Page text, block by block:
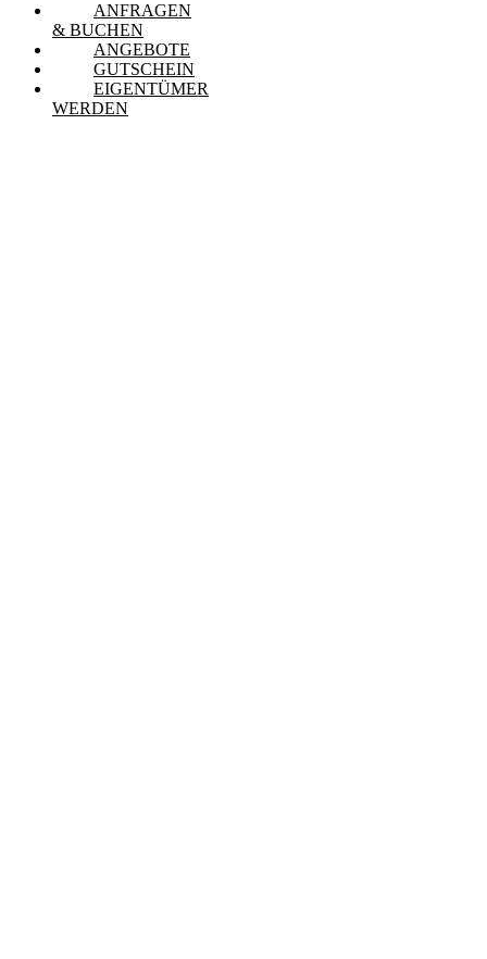
ANFRAGEN
& BUCHEN
ANGEBOTE
GUTSCHEIN
EIGENTÜMER
WERDEN